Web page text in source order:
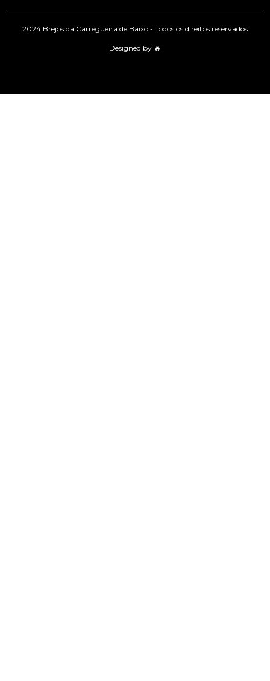
2024 Brejos da Carregueira de Baixo - Todos os direitos reservados
Designed by 🔥